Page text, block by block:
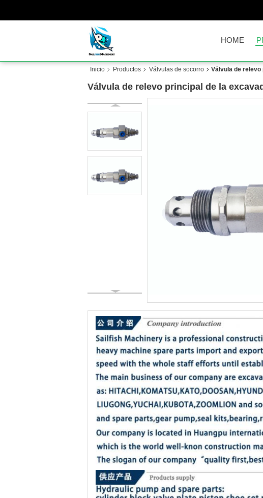
HOME
Inicio Productos Válvulas de socorro Válvula de
Válvula de relevo principal de la